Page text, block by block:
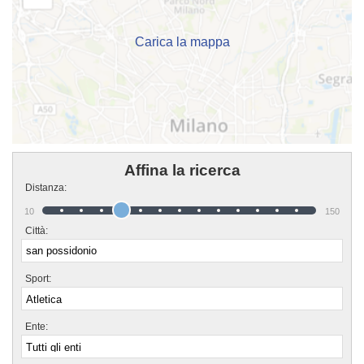
un messaggio cliccando sul bottone "Contattaci" presente nella pagina.
Carica la mappa
Affina la ricerca
Distanza:
10 150
Città:
Sport:
Ente: